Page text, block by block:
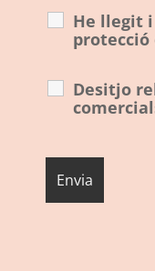
He llegit
protecció
Desitjo